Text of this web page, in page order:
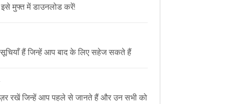
मुफ्त में डाउनलोड करें!
हैं जिन्हें आप बाद के लिए सहेज सकते हैं
रखें जिन्हें आप पहले से जानते हैं और उन सभी को